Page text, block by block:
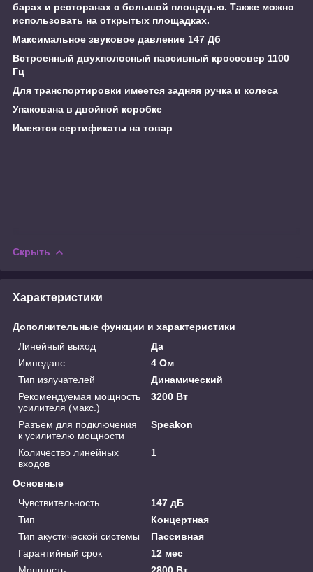
барах и ресторанах с большой площадью. Также можно
использовать на открытых площадках.
Максимальное звуковое давление 147 Дб
Встроенный двухполосный пассивный кроссовер 1100
Гц
Для транспортировки имеется задняя ручка и колеса
Упакована в двойной коробке
Имеются сертификаты на товар
Скрыть
Характеристики
Дополнительные функции и характеристики
Линейный выход
Да
Импеданс
4 Ом
Тип излучателей
Динамический
Рекомендуемая мощность
усилителя (макс.)
3200 Вт
Разъем для подключения
к усилителю мощности
Speakon
Количество линейных
входов
1
Основные
Чувствительность
147 дБ
Тип
Концертная
Тип акустической системы
Пассивная
Гарантийный срок
12 мес
Мощность
2800 Вт